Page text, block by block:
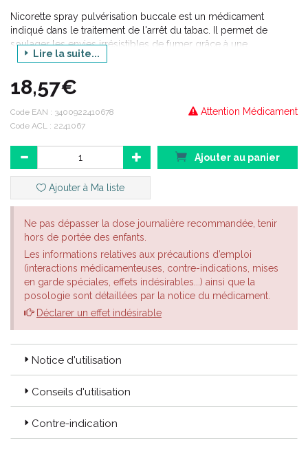
Nicorette spray pulvérisation buccale est un médicament
indiqué dans le traitement de l'arrêt du tabac. Il permet de
soulager les envies irrésistibles de fumer grâce à une
absorption rapide de nicotine par la muqueuse buccale. La taille
Lire la suite...
18,57€
Attention Médicament
Code EAN : 3400922410678
Code ACL : 2241067
Ajouter au panier
Ajouter à Ma liste
Ne pas dépasser la dose journalière recommandée, tenir
hors de portée des enfants.
Les informations relatives aux précautions d’emploi
(interactions médicamenteuses, contre-indications, mises
en garde spéciales, effets indésirables...) ainsi que la
posologie sont détaillées par la notice du médicament.
Déclarer un effet indésirable
Notice d'utilisation
Conseils d'utilisation
Contre-indication